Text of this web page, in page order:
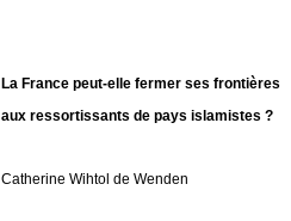
La France peut-elle fermer ses frontières
aux ressortissants de pays islamistes ?
Catherine Wihtol de Wenden